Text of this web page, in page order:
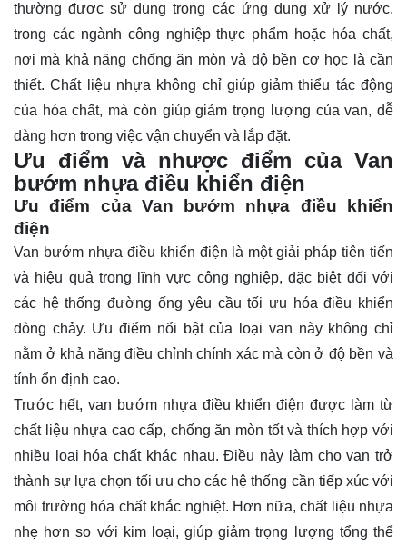
thường được sử dụng trong các ứng dụng xử lý nước,
trong các ngành công nghiệp thực phẩm hoặc hóa chất,
nơi mà khả năng chống ăn mòn và độ bền cơ học là cần
thiết. Chất liệu nhựa không chỉ giúp giảm thiểu tác động
của hóa chất, mà còn giúp giảm trọng lượng của van, dễ
dàng hơn trong việc vận chuyển và lắp đặt.
Ưu điểm và nhược điểm của Van
bướm nhựa điều khiển điện
Ưu điểm của Van bướm nhựa điều khiển
điện
Van bướm nhựa điều khiển điện là một giải pháp tiên tiến
và hiệu quả trong lĩnh vực công nghiệp, đặc biệt đối với
các hệ thống đường ống yêu cầu tối ưu hóa điều khiển
dòng chảy. Ưu điểm nổi bật của loại van này không chỉ
nằm ở khả năng điều chỉnh chính xác mà còn ở độ bền và
tính ổn định cao.
Trước hết, van bướm nhựa điều khiển điện được làm từ
chất liệu nhựa cao cấp, chống ăn mòn tốt và thích hợp với
nhiều loại hóa chất khác nhau. Điều này làm cho van trở
thành sự lựa chọn tối ưu cho các hệ thống cần tiếp xúc với
môi trường hóa chất khắc nghiệt. Hơn nữa, chất liệu nhựa
nhẹ hơn so với kim loại, giúp giảm trọng lượng tổng thể